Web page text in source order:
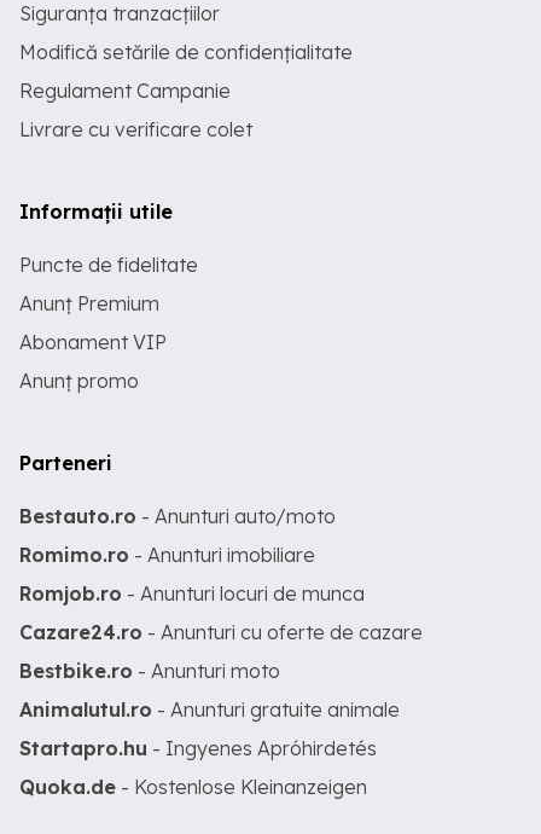
Siguranța tranzacțiilor
Modifică setările de confidențialitate
Regulament Campanie
Livrare cu verificare colet
Informații utile
Puncte de fidelitate
Anunț Premium
Abonament VIP
Anunț promo
Parteneri
Bestauto.ro - Anunturi auto/moto
Romimo.ro - Anunturi imobiliare
Romjob.ro - Anunturi locuri de munca
Cazare24.ro - Anunturi cu oferte de cazare
Bestbike.ro - Anunturi moto
Animalutul.ro - Anunturi gratuite animale
Startapro.hu - Ingyenes Apróhirdetés
Quoka.de - Kostenlose Kleinanzeigen